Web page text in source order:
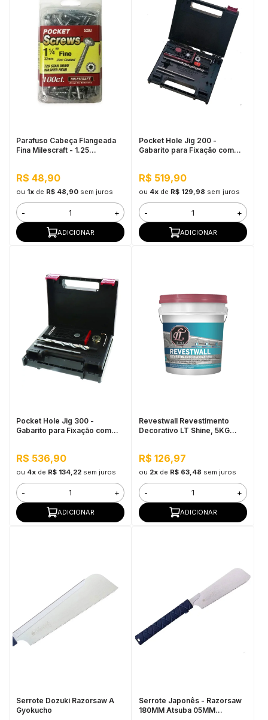
Parafuso Cabeça Flangeada
Fina Milescraft - 1.25
R$ 48,90
ou 1xde R$ 48,90 sem juros
- +
ADICIONAR
Pocket Hole Jig 200 -
Gabarito para Fixação com
R$ 519,90
ou 4xde R$ 129,98 sem juros
- +
ADICIONAR
Pocket Hole Jig 300 -
Gabarito para Fixação com
R$ 536,90
ou 4xde R$ 134,22 sem juros
- +
ADICIONAR
Revestwall Revestimento
Decorativo LT Shine, 5KG
R$ 126,97
ou 2xde R$ 63,48 sem juros
- +
ADICIONAR
Serrote Dozuki Razorsaw A
Gyokucho
Serrote Japonês - Razorsaw
180MM Atsuba 05MM